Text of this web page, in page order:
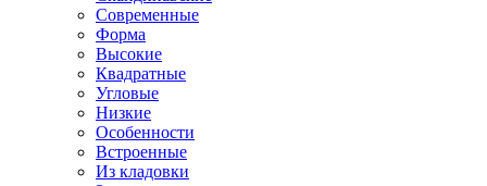
Современные
Форма
Высокие
Квадратные
Угловые
Низкие
Особенности
Встроенные
Из кладовки